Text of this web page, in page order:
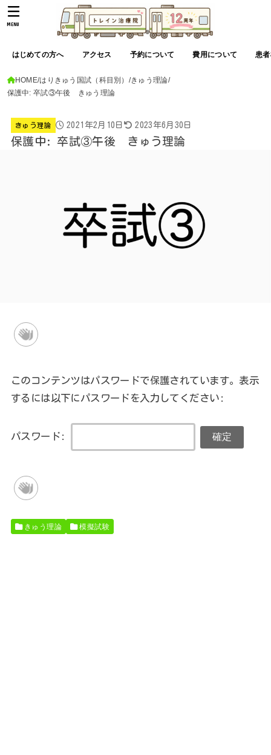
はじめての方へ アクセス 予約について 費用について 患
MENU
HOME はりきゅう国試（科目別）
きゅう理論
保護中: 卒試③午後 きゅう理論
きゅう理論 2021年2月10日 2023年6月30日
保護中: 卒試③午後 きゅう理論
このコンテンツはパスワードで保護されています。表示
するには以下にパスワードを入力してください:
パスワード:
きゅう理論 模擬試験